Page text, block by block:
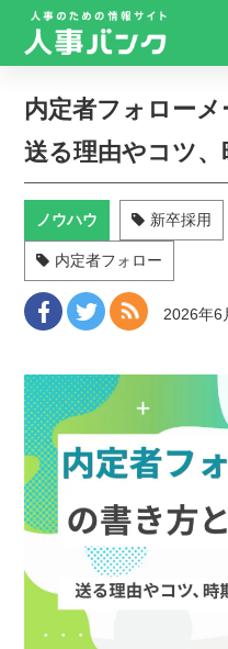
内定者フォロー
送る理由やコツ
ノウハウ 新卒採用
内定者フォロー
2026年6